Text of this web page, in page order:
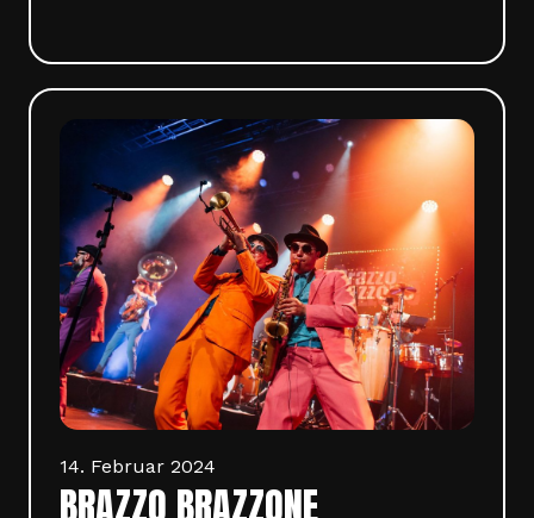
14. Februar 2024
BRAZZO BRAZZONE